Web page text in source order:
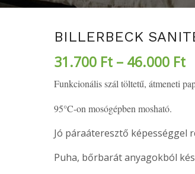
BILLERBECK
31.700 Ft – 46.000 Ft
Funkcionális szál töltetű, átmeneti
95°C-on mosógépben mosható.
Jó páraáteresztő képességgel
Puha, bőrbarát anyagokból